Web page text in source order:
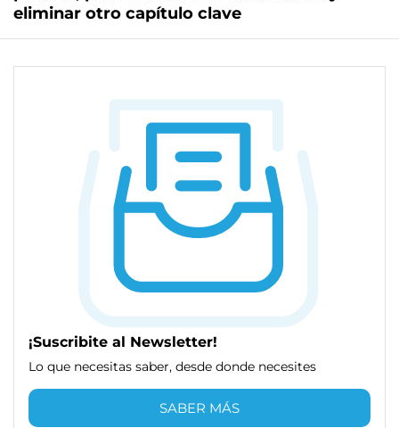
eliminar otro capítulo clave
¡Suscribite al Newsletter!
Lo que necesitas saber, desde donde necesites
SABER MÁS